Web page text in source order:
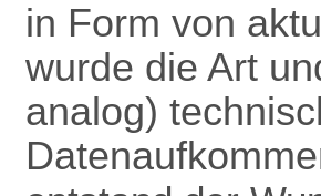
in Form von
wurde die Art
analog)